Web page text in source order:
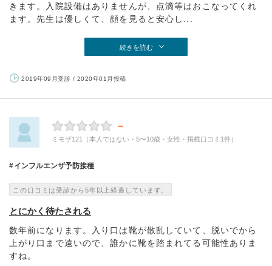
きます。入院設備はありませんが、点滴等はおこなってくれ
ます。先生は優しくて、顔を見ると安心し...
続きを読む
2019年09月受診 / 2020年01月投稿
－
ミモザ121（本人ではない・5〜10歳・女性・掲載口コミ1件）
インフルエンザ予防接種
この口コミは受診から5年以上経過しています。
とにかく待たされる
数年前になります。入り口は靴が散乱していて、脱いでから
上がり口まで遠いので、誰かに靴を踏まれてる可能性ありま
すね。